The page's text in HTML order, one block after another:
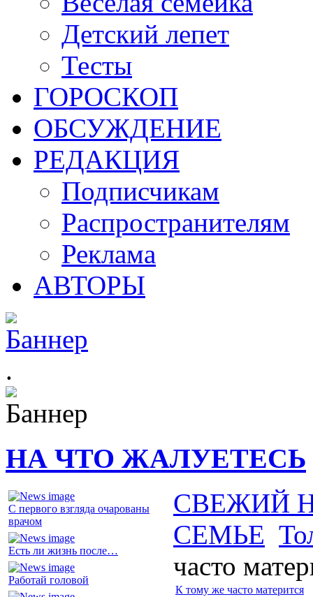
Детский лепет
Тесты
ГОРОСКОП
ОБСУЖДЕНИЕ
РЕДАКЦИЯ
Подписчикам
Распространителям
Реклама
АВТОРЫ
.
НА ЧТО ЖАЛУЕТЕСЬ
С первого взгляда очарованы
врачом
Есть ли жизнь после…
Работай головой
СВЕЖИЙ
СЕМЬЕ
часто
К тому же часто матерится